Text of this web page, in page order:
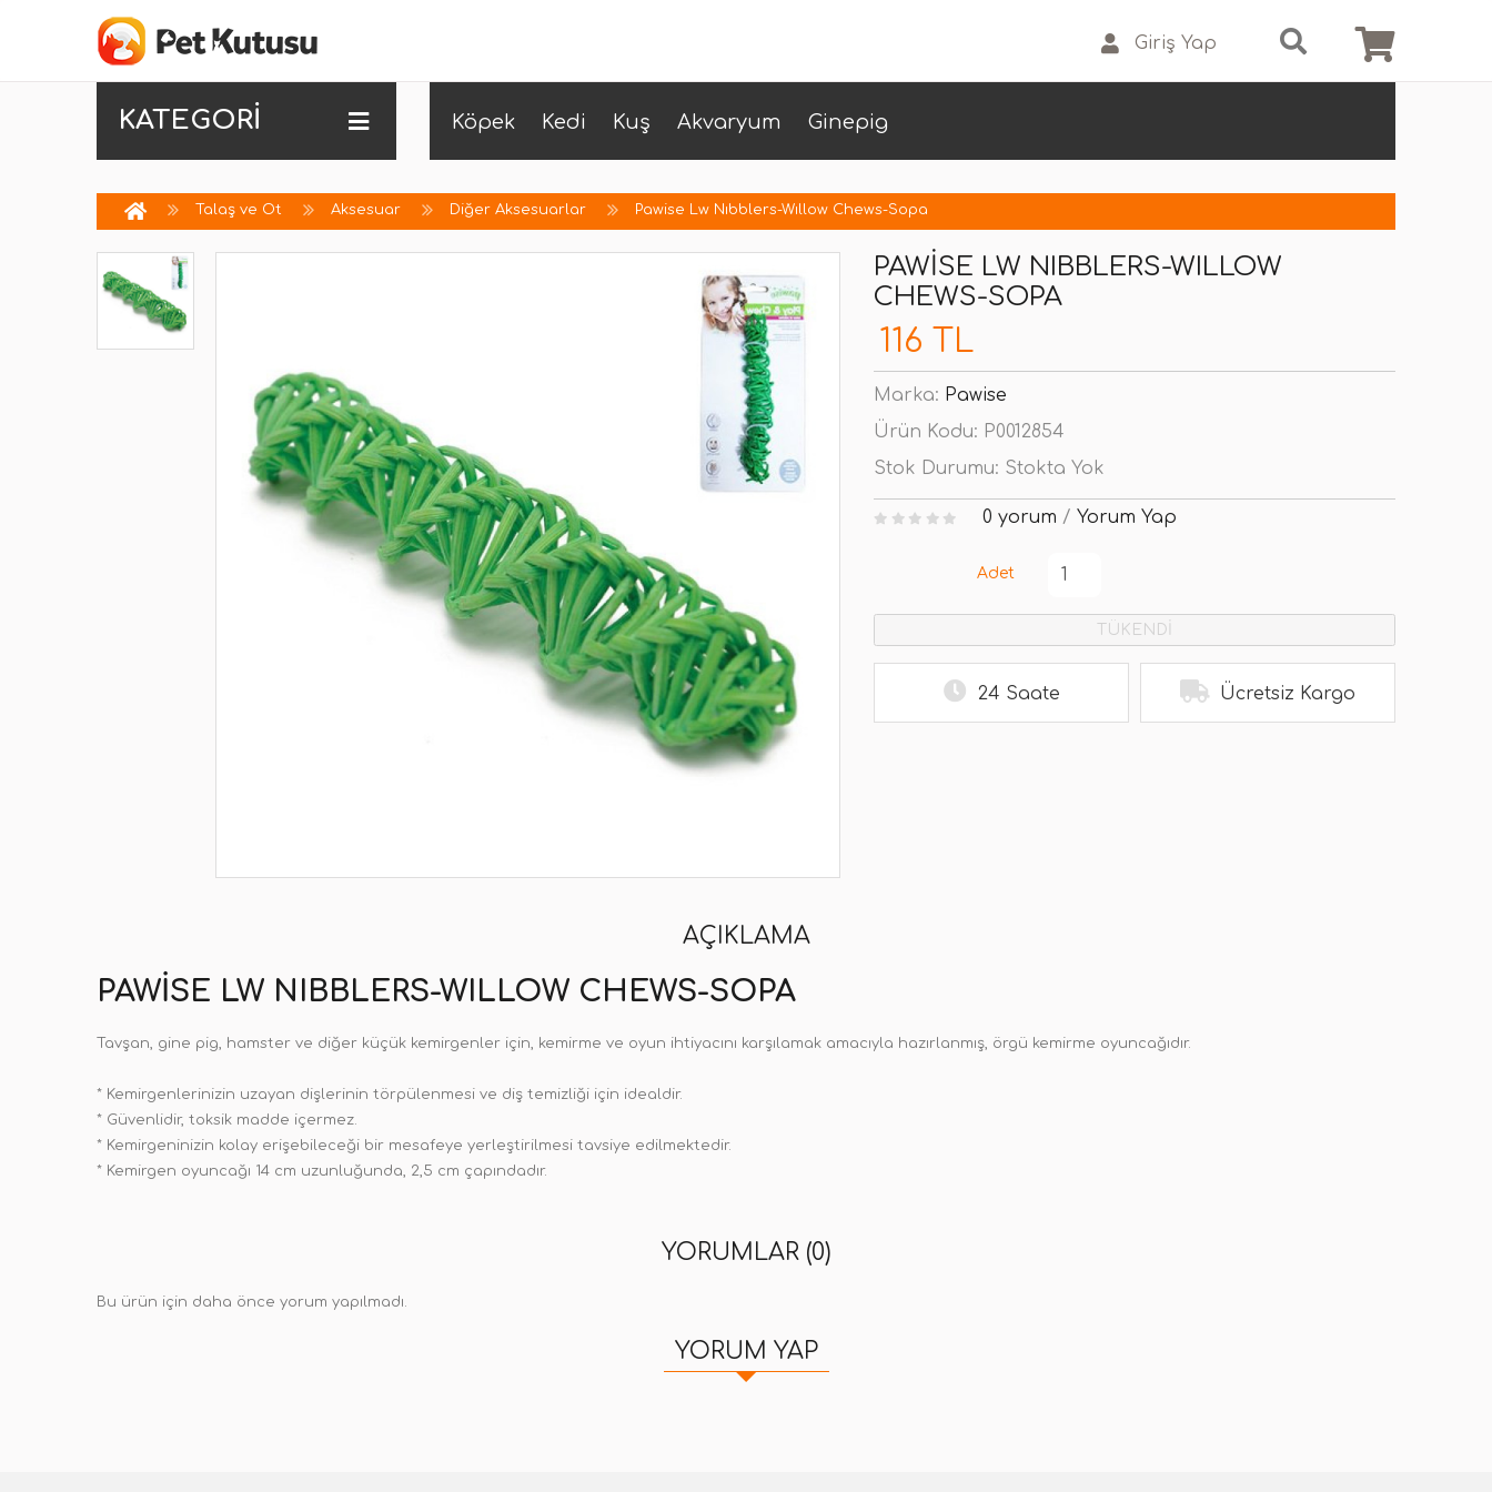
Giriş Yap
KATEGORİ Köpek Kedi Kuş Akvaryum Ginepig
Talaş ve Ot Aksesuar Diğer Aksesuarlar Pawise Lw Nıbblers-Wıllow Chews-Sopa
PAWISE LW NIBBLERS-WILLOW
CHEWS-SOPA
116 TL
Marka: Pawise
Ürün Kodu: P0012854
Stok Durumu: Stokta Yok
0 yorum / Yorum Yap
Adet
TÜKENDİ
24 Saate Ücretsiz Kargo
AÇIKLAMA
PAWISE LW NIBBLERS-WILLOW CHEWS-SOPA
Tavşan, gine pig, hamster ve diğer küçük kemirgenler için, kemirme ve oyun ihtiyacını karşılamak amacıyla hazırlanmış, örgü kemirme oyuncağıdır.
* Kemirgenlerinizin uzayan dişlerinin törpülenmesi ve diş temizliği için idealdir.
* Güvenlidir, toksik madde içermez.
* Kemirgeninizin kolay erişebileceği bir mesafeye yerleştirilmesi tavsiye edilmektedir.
* Kemirgen oyuncağı 14 cm uzunluğunda, 2,5 cm çapındadır.
YORUMLAR (0)
Bu ürün için daha önce yorum yapılmadı.
YORUM YAP